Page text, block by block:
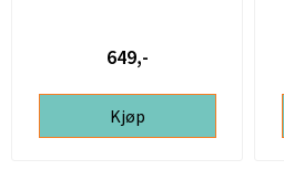
649,-
Kjøp